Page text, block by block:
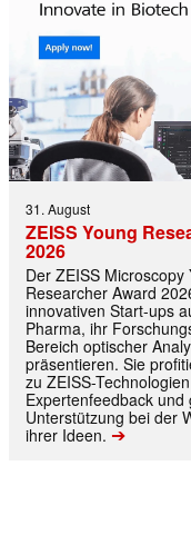
aktuell
31. August
ZEISS Young
2026
Der ZEISS Microscopy
Researcher Award
innovativen Start-ups
Pharma, ihr
Bereich optischer
präsentieren. Sie
zu ZEISS-
Expertenfeedback und
Unterstützung bei der
ihrer Ideen. ➔